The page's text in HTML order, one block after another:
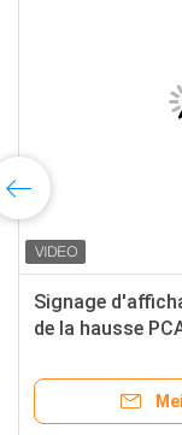
Signage
du